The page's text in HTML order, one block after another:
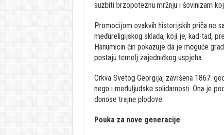
suzbiti brzopoteznu mržnju i šovinizam
Promocijom ovakvih historijskih priča ne
međureligijskog sklada, koji je, kad-tad,
Hanumicin čin pokazuje da je moguće
postaju temelj zajedničkog uspjeha.
Crkva Svetog Georgija, završena 1867.
nego i međuljudske solidarnosti. Ona je
donose trajne plodove.
Pouka za nove generacije